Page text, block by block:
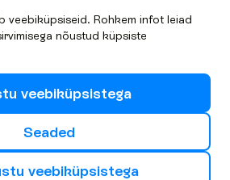
veebiküpsiseid. Rohkem infot leiad
nõustud küpsiste
tu veebiküpsistega
Seaded
stu veebiküpsistega